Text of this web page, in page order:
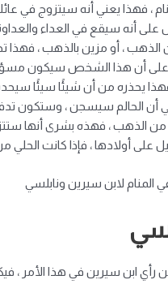
، فهذا يعني أنه سيتزوج في
على أنه سيقع في العداء
، أو مزين بالذهب ، فهذا
أن هذا الشخص سيكون
فهذا يحذره من أن شيئًا سيئًا
الحالم سيسجن ، وستكون
من الذهب ، فهذه بشرى أنها
على أولادها ، فإذا كانت
المنام لابن سيرين ونابلسي
ابن سيرين في هذا الأمر ،